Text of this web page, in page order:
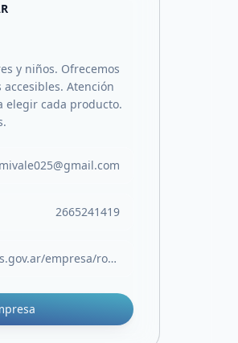
y niños. Ofrecemos
Atención
elegir cada producto.
2665241419
https://compre.sanluis.gov.ar/empresa/romivale